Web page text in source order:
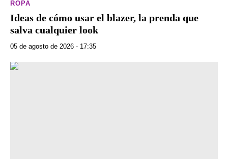
ROPA
Ideas de cómo usar el blazer, la prenda que
salva cualquier look
05 de agosto de 2026 - 17:35